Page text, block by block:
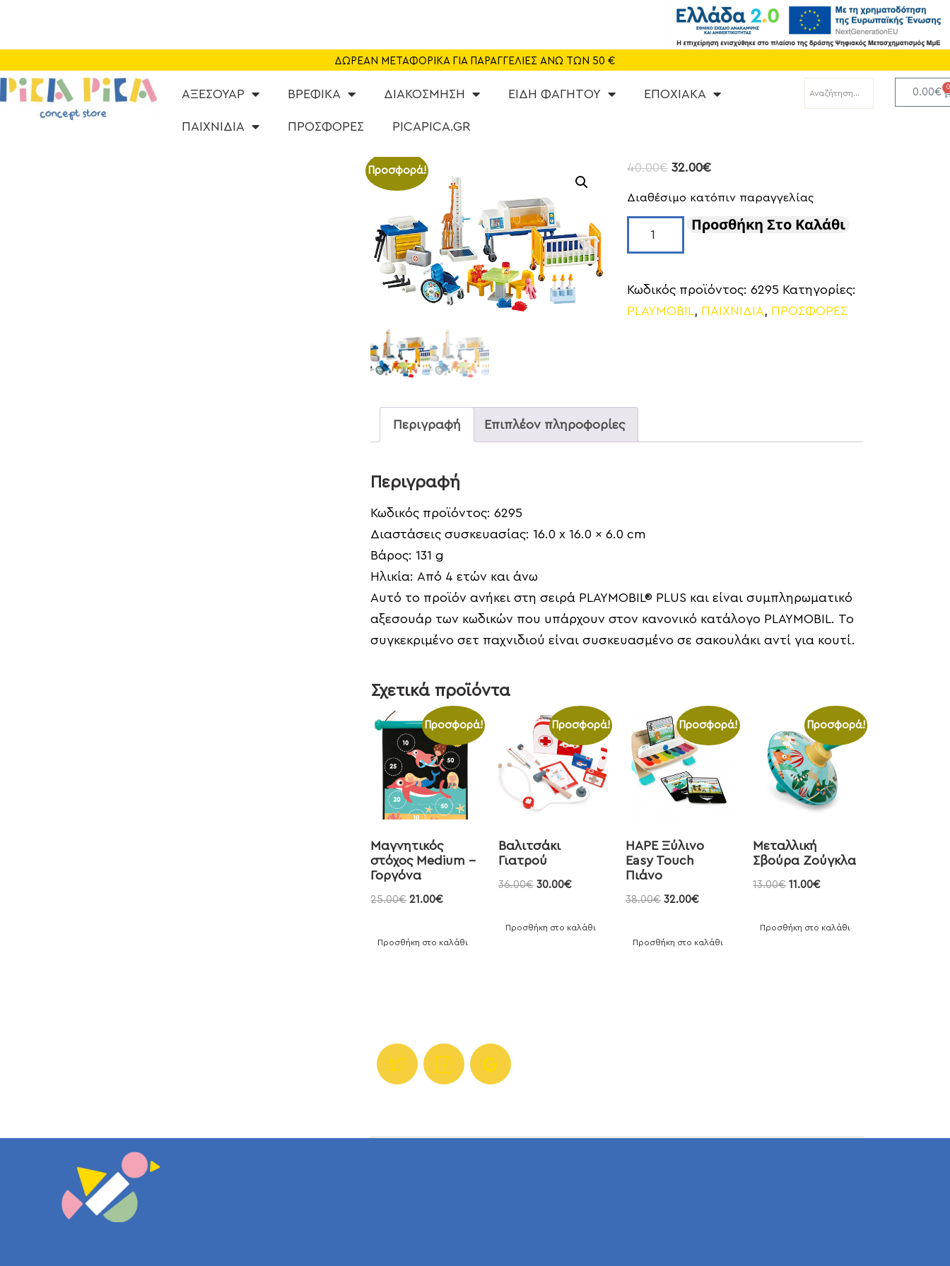
ΔΩΡΕΑΝ ΜΕΤΑΦΟΡΙΚΑ ΓΙΑ ΠΑΡΑΓΓΕΛΙΕΣ ΑΝΩ ΤΩΝ 50 €
ΑΞΕΣΟΥΑΡ ΒΡΕΦΙΚΑ ΔΙΑΚΟΣΜΗΣΗ ΕΙΔΗ ΦΑΓΗΤΟΥ ΕΠΟΧΙΑΚΑ
ΠΑΙΧΝΙΔΙΑ ΠΡΟΣΦΟΡΕΣ PICAPICA.GR
0.00€ 0
CAFE
NEA
ABOUT US
ΕΠΙΚΟΙΝΩΝΙΑ
Προσφορά! 40.00€ 32.00€
Διαθέσιμο κατόπιν παραγγελίας
Προσθήκη Στο Καλάθι
Κωδικός προϊόντος:6295 Κατηγορίες:
PLAYMOBIL, ΠΑΙΧΝΙΔΙΑ, ΠΡΟΣΦΟΡΕΣ
Περιγραφή Επιπλέον πληροφορίες
Περιγραφή
Κωδικός προϊόντος:6295
Διαστάσεις συσκευασίας:16.0 x 16.0 x 6.0 cm
Βάρος:131 g
Ηλικία: Από 4 ετών και άνω
Αυτό το προϊόν ανήκει στη σειρά PLAYMOBIL® PLUS και είναι συμπληρωματικό
αξεσουάρ των κωδικών που υπάρχουν στον κανονικό κατάλογο PLAYMOBIL. Το
συγκεκριμένο σετ παχνιδιού είναι συσκευασμένο σε σακουλάκι αντί για κουτί.
Σχετικά προϊόντα
Προσφορά!
Μαγνητικός
στόχος Medium –
Γοργόνα
25.00€ 21.00€
Προσθήκη στο καλάθι
Προσφορά!
Βαλιτσάκι
Γιατρού
36.00€ 30.00€
Προσθήκη στο καλάθι
Προσφορά!
HAPE Ξύλινο
Easy Touch
Πιάνο
38.00€ 32.00€
Προσθήκη στο καλάθι
Προσφορά!
Μεταλλική
Σβούρα Ζούγκλα
13.00€ 11.00€
Προσθήκη στο καλάθι